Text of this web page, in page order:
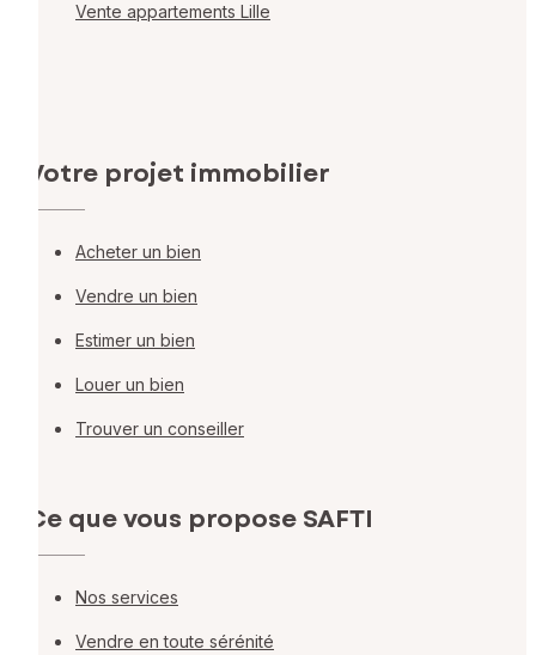
Vente appartements Lille
Votre projet immobilier
Acheter un bien
Vendre un bien
Estimer un bien
Louer un bien
Trouver un conseiller
Ce que vous propose SAFTI
Nos services
Vendre en toute sérénité